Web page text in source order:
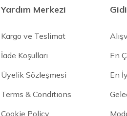
Yardım Merkezi
Kargo ve Teslimat
İade Koşulları
Üyelik Sözleşmesi
Terms & Conditions
Cookie Policy
En
En